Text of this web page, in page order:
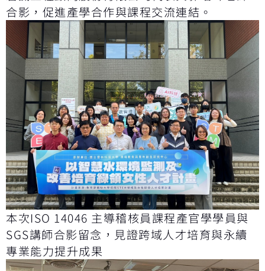
合影，促進產學合作與課程交流連結。
本次ISO 14046 主導稽核員課程產官學學員與
SGS講師合影留念，見證跨域人才培育與永續
專業能力提升成果